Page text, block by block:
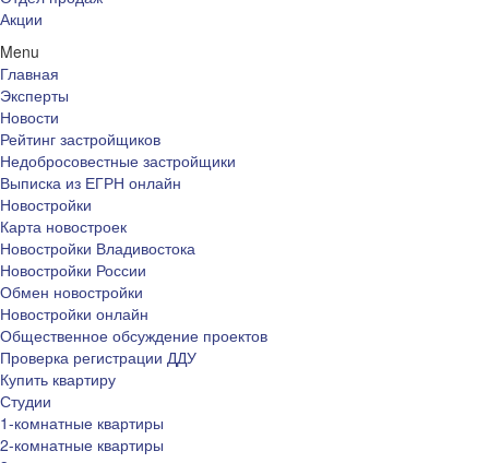
Акции
Menu
Главная
Эксперты
Новости
Рейтинг застройщиков
Недобросовестные застройщики
Выписка из ЕГРН онлайн
Новостройки
Карта новостроек
Новостройки Владивостока
Новостройки России
Обмен новостройки
Новостройки онлайн
Общественное обсуждение проектов
Проверка регистрации ДДУ
Купить квартиру
Студии
1-комнатные квартиры
2-комнатные квартиры